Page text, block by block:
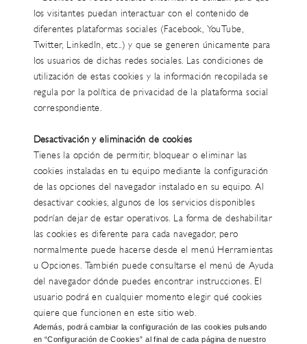
los visitantes puedan interactuar con el contenido de
diferentes plataformas sociales (Facebook, YouTube,
Twitter, LinkedIn, etc..) y que se generen únicamente para
los usuarios de dichas redes sociales. Las condiciones de
utilización de estas cookies y la información recopilada se
regula por la política de privacidad de la plataforma social
correspondiente.
Desactivación y eliminación de cookies
Tienes la opción de permitir, bloquear o eliminar las
cookies instaladas en tu equipo mediante la configuración
de las opciones del navegador instalado en su equipo. Al
desactivar cookies, algunos de los servicios disponibles
podrían dejar de estar operativos. La forma de deshabilitar
las cookies es diferente para cada navegador, pero
normalmente puede hacerse desde el menú Herramientas
u Opciones. También puede consultarse el menú de Ayuda
del navegador dónde puedes encontrar instrucciones. El
usuario podrá en cualquier momento elegir qué cookies
quiere que funcionen en este sitio web.
Además, podrá cambiar la configuración de las cookies pulsando
en “Configuración de Cookies” al final de cada página de nuestro